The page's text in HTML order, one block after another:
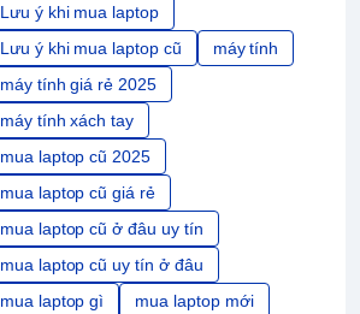
Lưu ý khi mua laptop
Lưu ý khi mua laptop cũ
máy tính
máy tính giá rẻ 2025
máy tính xách tay
mua laptop cũ 2025
mua laptop cũ giá rẻ
mua laptop cũ ở đâu uy tín
mua laptop cũ uy tín ở đâu
mua laptop gì
mua laptop mới